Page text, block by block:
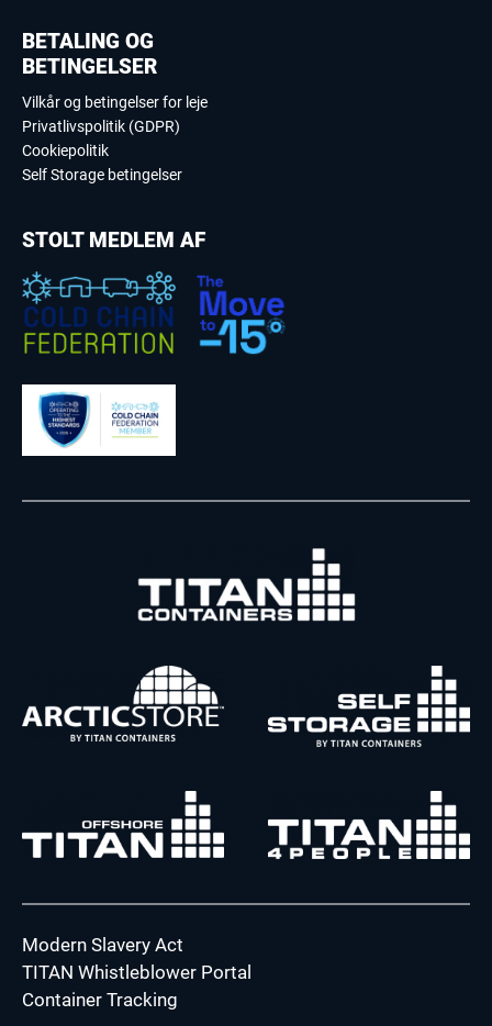
BETALING OG
BETINGELSER
Vilkår og betingelser for leje
Privatlivspolitik (GDPR)
Cookiepolitik
Self Storage betingelser
STOLT MEDLEM AF
Modern Slavery Act
TITAN Whistleblower Portal
Container Tracking